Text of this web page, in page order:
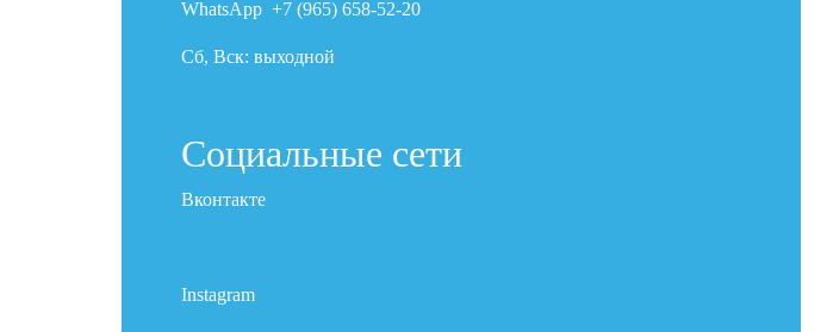
WhatsApp +7 (965) 658-52-20
Сб, Вск: выходной
Социальные сети
Вконтакте
Instagram